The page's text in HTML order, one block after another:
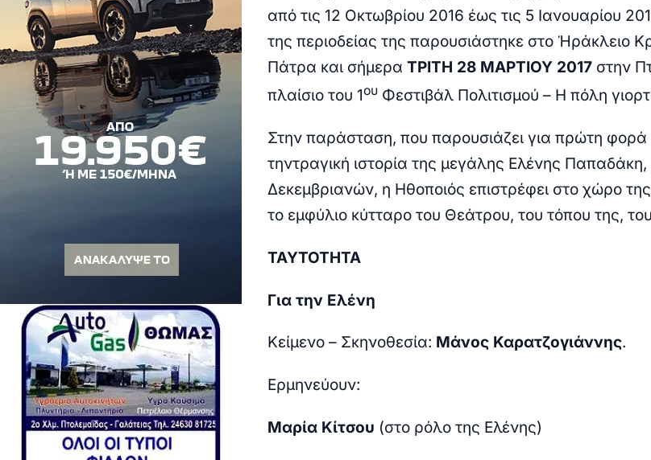
από τις 12 Οκτωβρίου 2016 έως τις 5 Ιανουαρίου
της περιοδείας της παρουσιάστηκε στο Ήράκλειο
Πάτρα και σήμερα ΤΡΙΤΗ 28 ΜΑΡΤΙΟΥ 2017 στην
πλαίσιο του 1ου Φεστιβάλ Πολιτισμού – Η πόλη
Στην παράσταση, που παρουσιάζει για πρώτη φορά
τηντραγική ιστορία της μεγάλης Ελένης
Δεκεμβριανών, η Ηθοποιός επιστρέφει στο χώρο
το εμφύλιο κύτταρο του Θεάτρου, του τόπου της,
ΤΑΥΤΟΤΗΤΑ
Για την Ελένη
Κείμενο – Σκηνοθεσία: Μάνος Καρατζογιάννης.
Ερμηνεύουν:
Μαρία Κίτσου (στο ρόλο της Ελένης)